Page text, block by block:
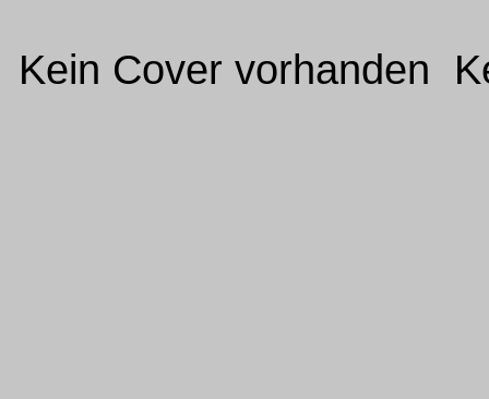
Kein Cover vorhanden